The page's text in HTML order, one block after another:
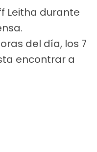
Leitha durante
del día, los 7
encontrar a